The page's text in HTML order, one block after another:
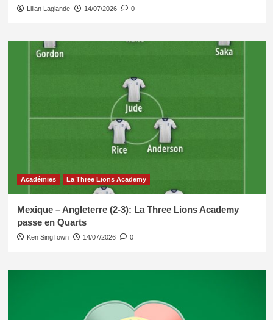
Lilian Laglande 14/07/2026 0
Académies La Three Lions Academy
Mexique – Angleterre (2-3): La Three Lions Academy
passe en Quarts
Ken SingTown 14/07/2026 0